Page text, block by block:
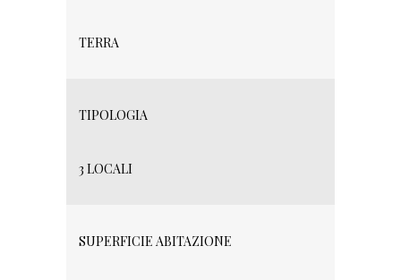
TERRA
TIPOLOGIA
3 LOCALI
SUPERFICIE ABITAZIONE